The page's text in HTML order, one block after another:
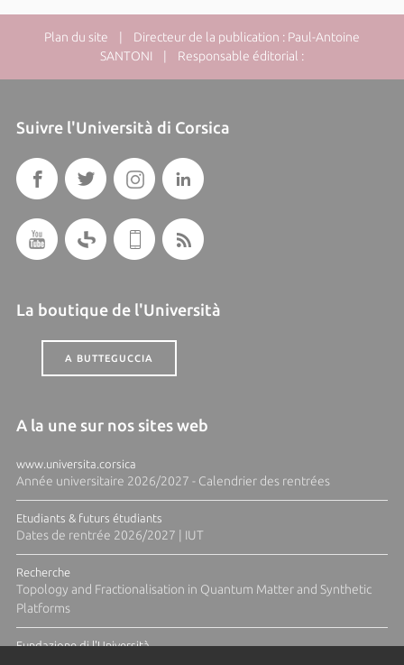
Plan du site | Directeur de la publication : Paul-Antoine
SANTONI | Responsable éditorial :
Suivre l'Università di Corsica
La boutique de l'Università
A BUTTEGUCCIA
A la une sur nos sites web
www.universita.corsica
Année universitaire 2026/2027 - Calendrier des rentrées
Etudiants & futurs étudiants
Dates de rentrée 2026/2027 | IUT
Recherche
Topology and Fractionalisation in Quantum Matter and Synthetic
Platforms
Fundazione di l'Università